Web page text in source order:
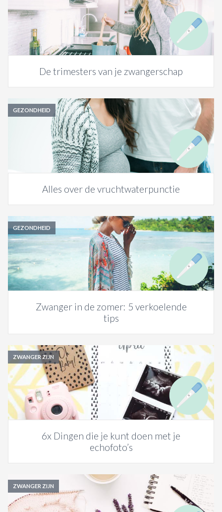
De trimesters van je zwangerschap
GEZONDHEID
Alles over de vruchtwaterpunctie
GEZONDHEID
Zwanger in de zomer: 5 verkoelende
tips
ZWANGER ZIJN
6x Dingen die je kunt doen met je
echofoto’s
ZWANGER ZIJN